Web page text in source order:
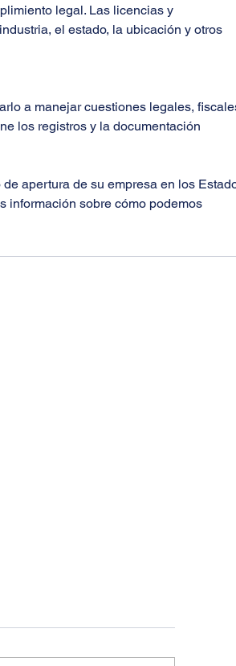
legal. Las licencias y
el estado, la ubicación y otros
a manejar cuestiones legales,
los registros y la documentación
apertura de su empresa en los
información sobre cómo podemos